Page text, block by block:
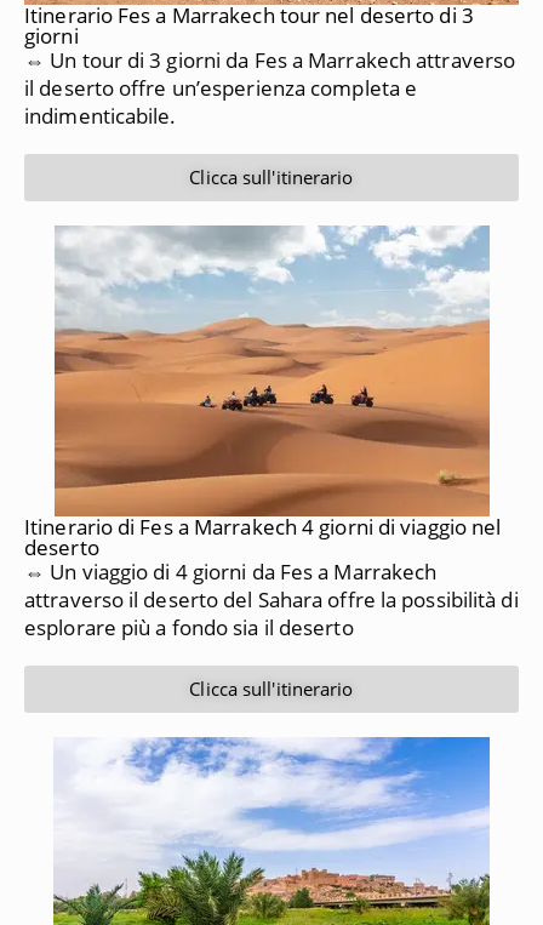
Itinerario Fes a Marrakech tour nel deserto di 3
giorni
⇔ Un tour di 3 giorni da Fes a Marrakech attraverso
il deserto offre un’esperienza completa e
indimenticabile.
Clicca sull'itinerario
Itinerario di Fes a Marrakech 4 giorni di viaggio nel
deserto
⇔ Un viaggio di 4 giorni da Fes a Marrakech
attraverso il deserto del Sahara offre la possibilità di
esplorare più a fondo sia il deserto
Clicca sull'itinerario